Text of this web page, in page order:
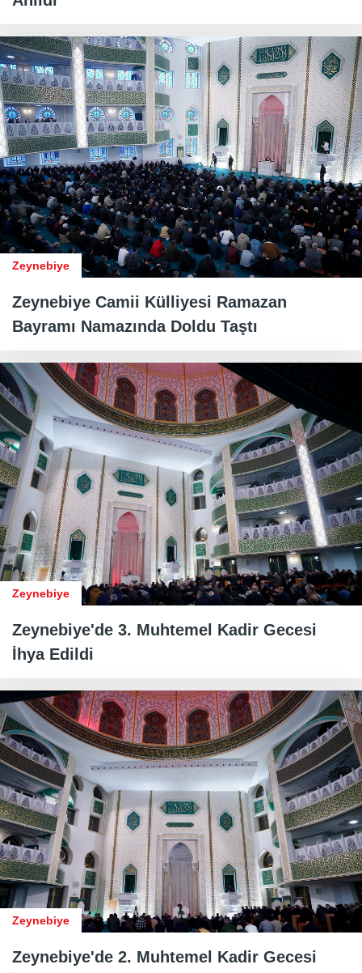
Zeynebiye
Zeynebiye Camii Külliyesi Ramazan
Bayramı Namazında Doldu Taştı
Zeynebiye
Zeynebiye'de 3. Muhtemel Kadir Gecesi
İhya Edildi
Zeynebiye
Zeynebiye'de 2. Muhtemel Kadir Gecesi